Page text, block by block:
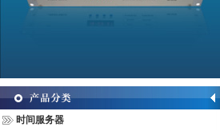
时间服务器